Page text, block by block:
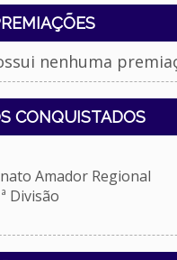
nenhuma
CONQUISTADOS
Amador Regional
Divisão